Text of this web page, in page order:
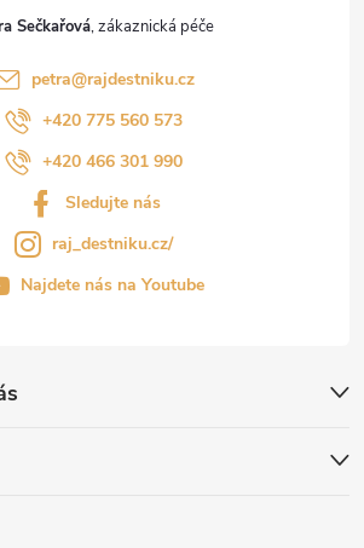
Sečkařová
petra@rajdestniku.cz
+420 775 560 573
+420 466 301 990
Sledujte nás
raj_destniku.cz/
Najdete nás na Youtube